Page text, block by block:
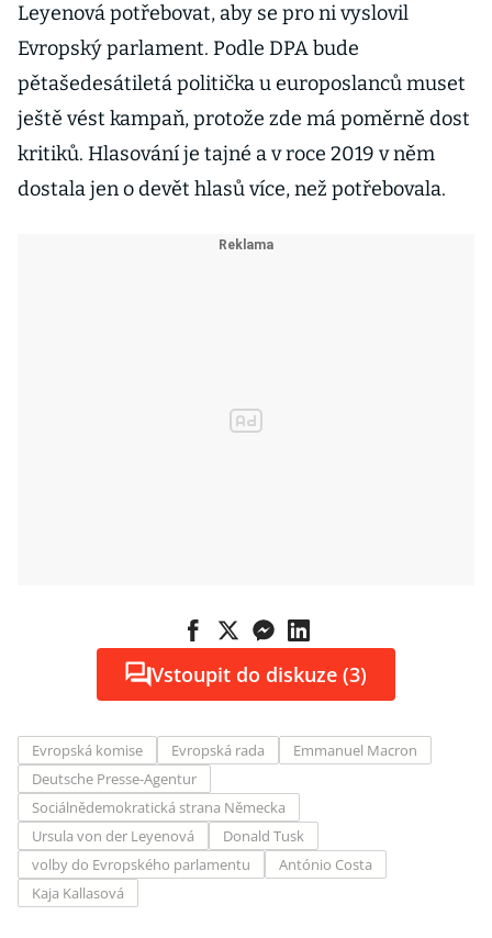
Leyenová potřebovat, aby se pro ni vyslovil
Evropský parlament. Podle DPA bude
pětašedesátiletá politička u europoslanců muset
ještě vést kampaň, protože zde má poměrně dost
kritiků. Hlasování je tajné a v roce 2019 v něm
dostala jen o devět hlasů více, než potřebovala.
Vstoupit do diskuze (3)
Evropská komise Evropská rada
Emmanuel Macron
Deutsche Presse-Agentur
Sociálnědemokratická strana Německa
Ursula von der Leyenová
Donald Tusk
volby do Evropského parlamentu
António Costa
Kaja Kallasová